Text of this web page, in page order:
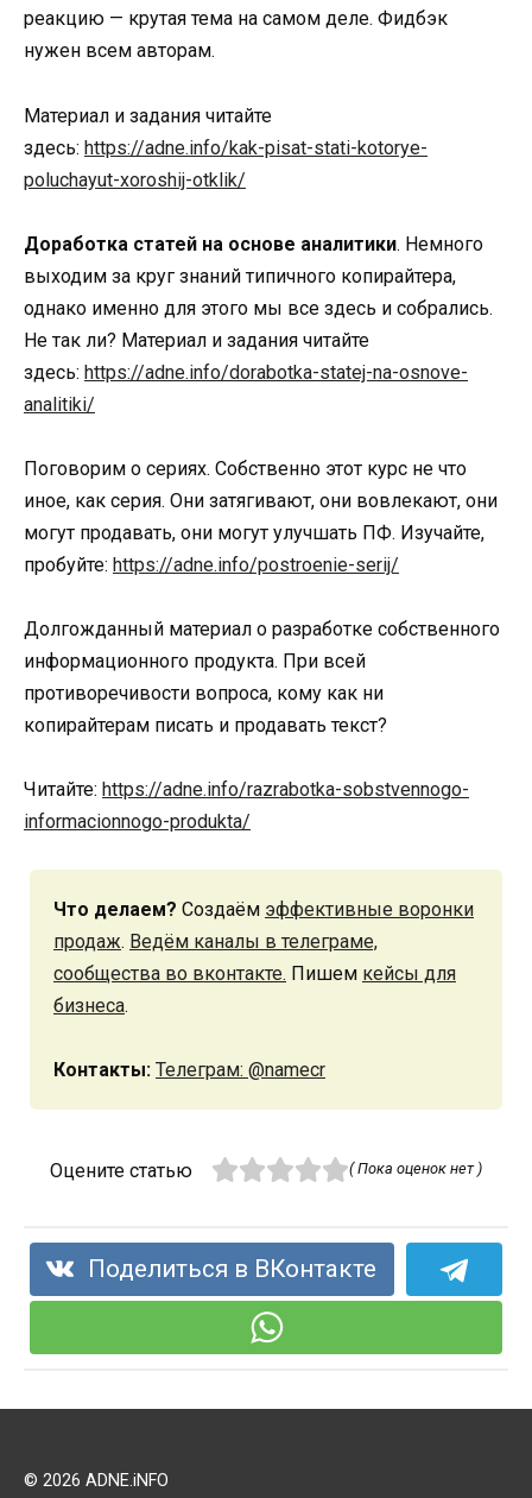
реакцию — крутая тема на самом деле. Фидбэк
нужен всем авторам.
Материал и задания читайте
здесь: https://adne.info/kak-pisat-stati-kotorye-
poluchayut-xoroshij-otklik/
Доработка статей на основе аналитики. Немного
выходим за круг знаний типичного копирайтера,
однако именно для этого мы все здесь и собрались.
Не так ли? Материал и задания читайте
здесь: https://adne.info/dorabotka-statej-na-osnove-
analitiki/
Поговорим о сериях. Собственно этот курс не что
иное, как серия. Они затягивают, они вовлекают, они
могут продавать, они могут улучшать ПФ. Изучайте,
пробуйте: https://adne.info/postroenie-serij/
Долгожданный материал о разработке собственного
информационного продукта. При всей
противоречивости вопроса, кому как ни
копирайтерам писать и продавать текст?
Читайте: https://adne.info/razrabotka-sobstvennogo-
informacionnogo-produkta/
Что делаем? Создаём эффективные воронки
продаж. Ведём каналы в телеграме,
сообщества во вконтакте. Пишем кейсы для
бизнеса.
Контакты: Телеграм: @namecr
Оцените статью ( Пока оценок нет )
Поделиться в ВКонтакте
© 2026 ADNE.iNFO